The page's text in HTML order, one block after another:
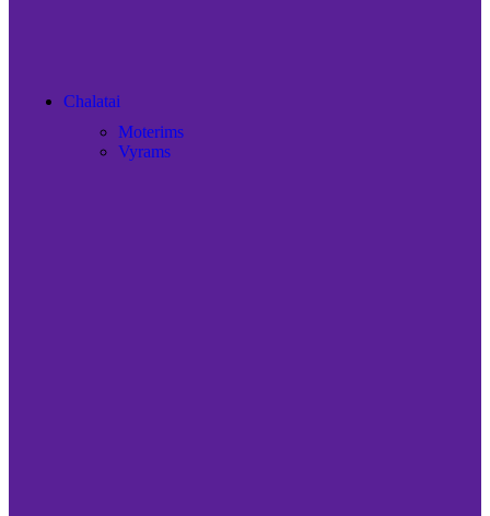
Chalatai
Moterims
Vyrams